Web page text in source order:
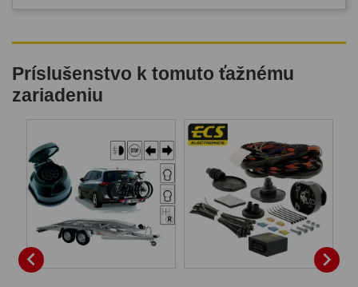
Príslušenstvo k tomuto ťažnému
zariadeniu
 